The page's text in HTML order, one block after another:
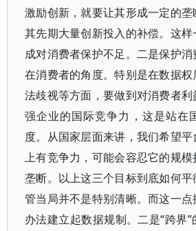
激励创新，就要让其形成一定的
其先期大量创新投入的补偿。这
成对消费者保护不足。二是保护
在消费者的角度。特别是在数据
法歧视等方面，要做到对消费者
强企业的国际竞争力，这是站在
度。从国家层面来讲，我们希望
上有竞争力，可能会容忍它的规
垄断。以上这三个目标到底如何
管当局并不是特别清晰。而这一
办法建立起数据规制。二是“跨界”